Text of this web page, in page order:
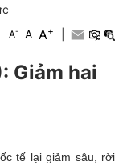
A- A A+
Giảm hai
tế lại giảm sâu, rời